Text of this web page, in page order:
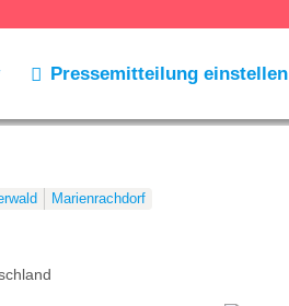
Pressemitteilung einstellen
Marienrachdorf